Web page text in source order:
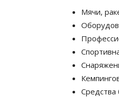
Мячи,
Средства